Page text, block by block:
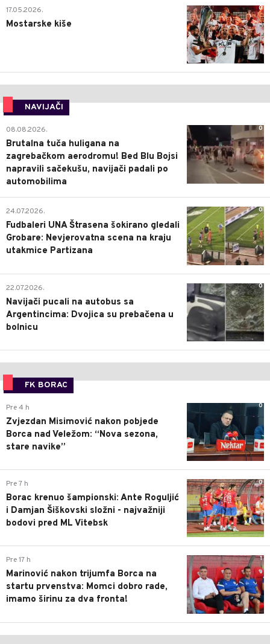
0
17.05.2026.
Mostarske kiše
NAVIJAČI
0
08.08.2026.
Brutalna tuča huligana na
zagrebačkom aerodromu! Bed Blu Bojsi
napravili sačekušu, navijači padali po
automobilima
0
24.07.2026.
Fudbaleri UNA Štrasena šokirano gledali
Grobare: Nevjerovatna scena na kraju
utakmice Partizana
0
22.07.2026.
Navijači pucali na autobus sa
Argentincima: Dvojica su prebačena u
bolnicu
FK BORAC
0
Pre 4 h
Zvjezdan Misimović nakon pobjede
Borca nad Veležom: “Nova sezona,
stare navike”
0
Pre 7 h
Borac krenuo šampionski: Ante Roguljić
i Damjan Šiškovski složni - najvažniji
bodovi pred ML Vitebsk
1
Pre 17 h
Marinović nakon trijumfa Borca na
startu prvenstva: Momci dobro rade,
imamo širinu za dva fronta!